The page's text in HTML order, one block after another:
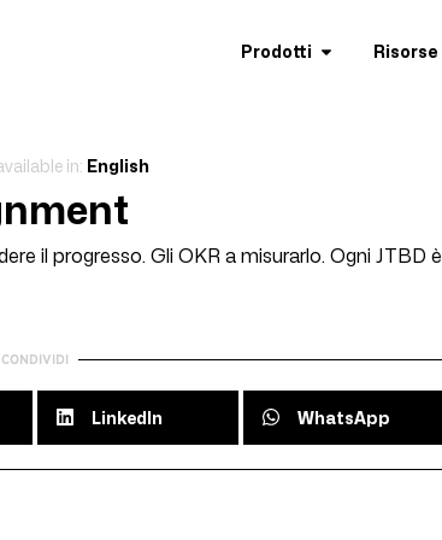
Prodotti Risorse
in: English
il progresso. Gli OKR a misurarlo. Ogni JTBD è
CONDIVIDI
LinkedIn WhatsApp